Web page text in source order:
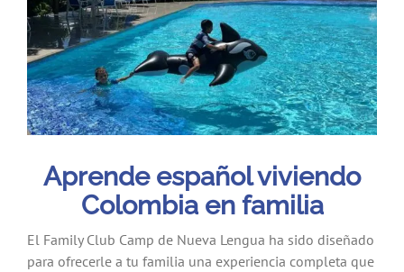
Aprende español viviendo
Colombia en familia
El Family Club Camp de Nueva Lengua ha sido diseñado
para ofrecerle a tu familia una experiencia completa que